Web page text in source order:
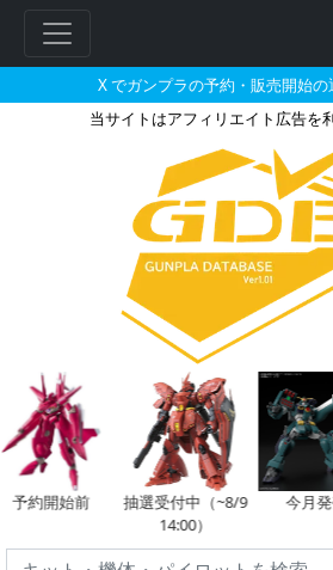
X でガンプラの予約・販売開始
当サイトはアフィリエイト広告を
あみあみで2025年
開始前
抽選受付中（~8/9
14:00）
今月発売